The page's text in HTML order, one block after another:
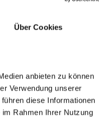
Über Cookies
anbieten zu können
Verwendung unserer
diese Informationen
Rahmen Ihrer Nutzung
di